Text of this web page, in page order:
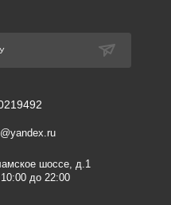
шоссе, д.1
до 22:00